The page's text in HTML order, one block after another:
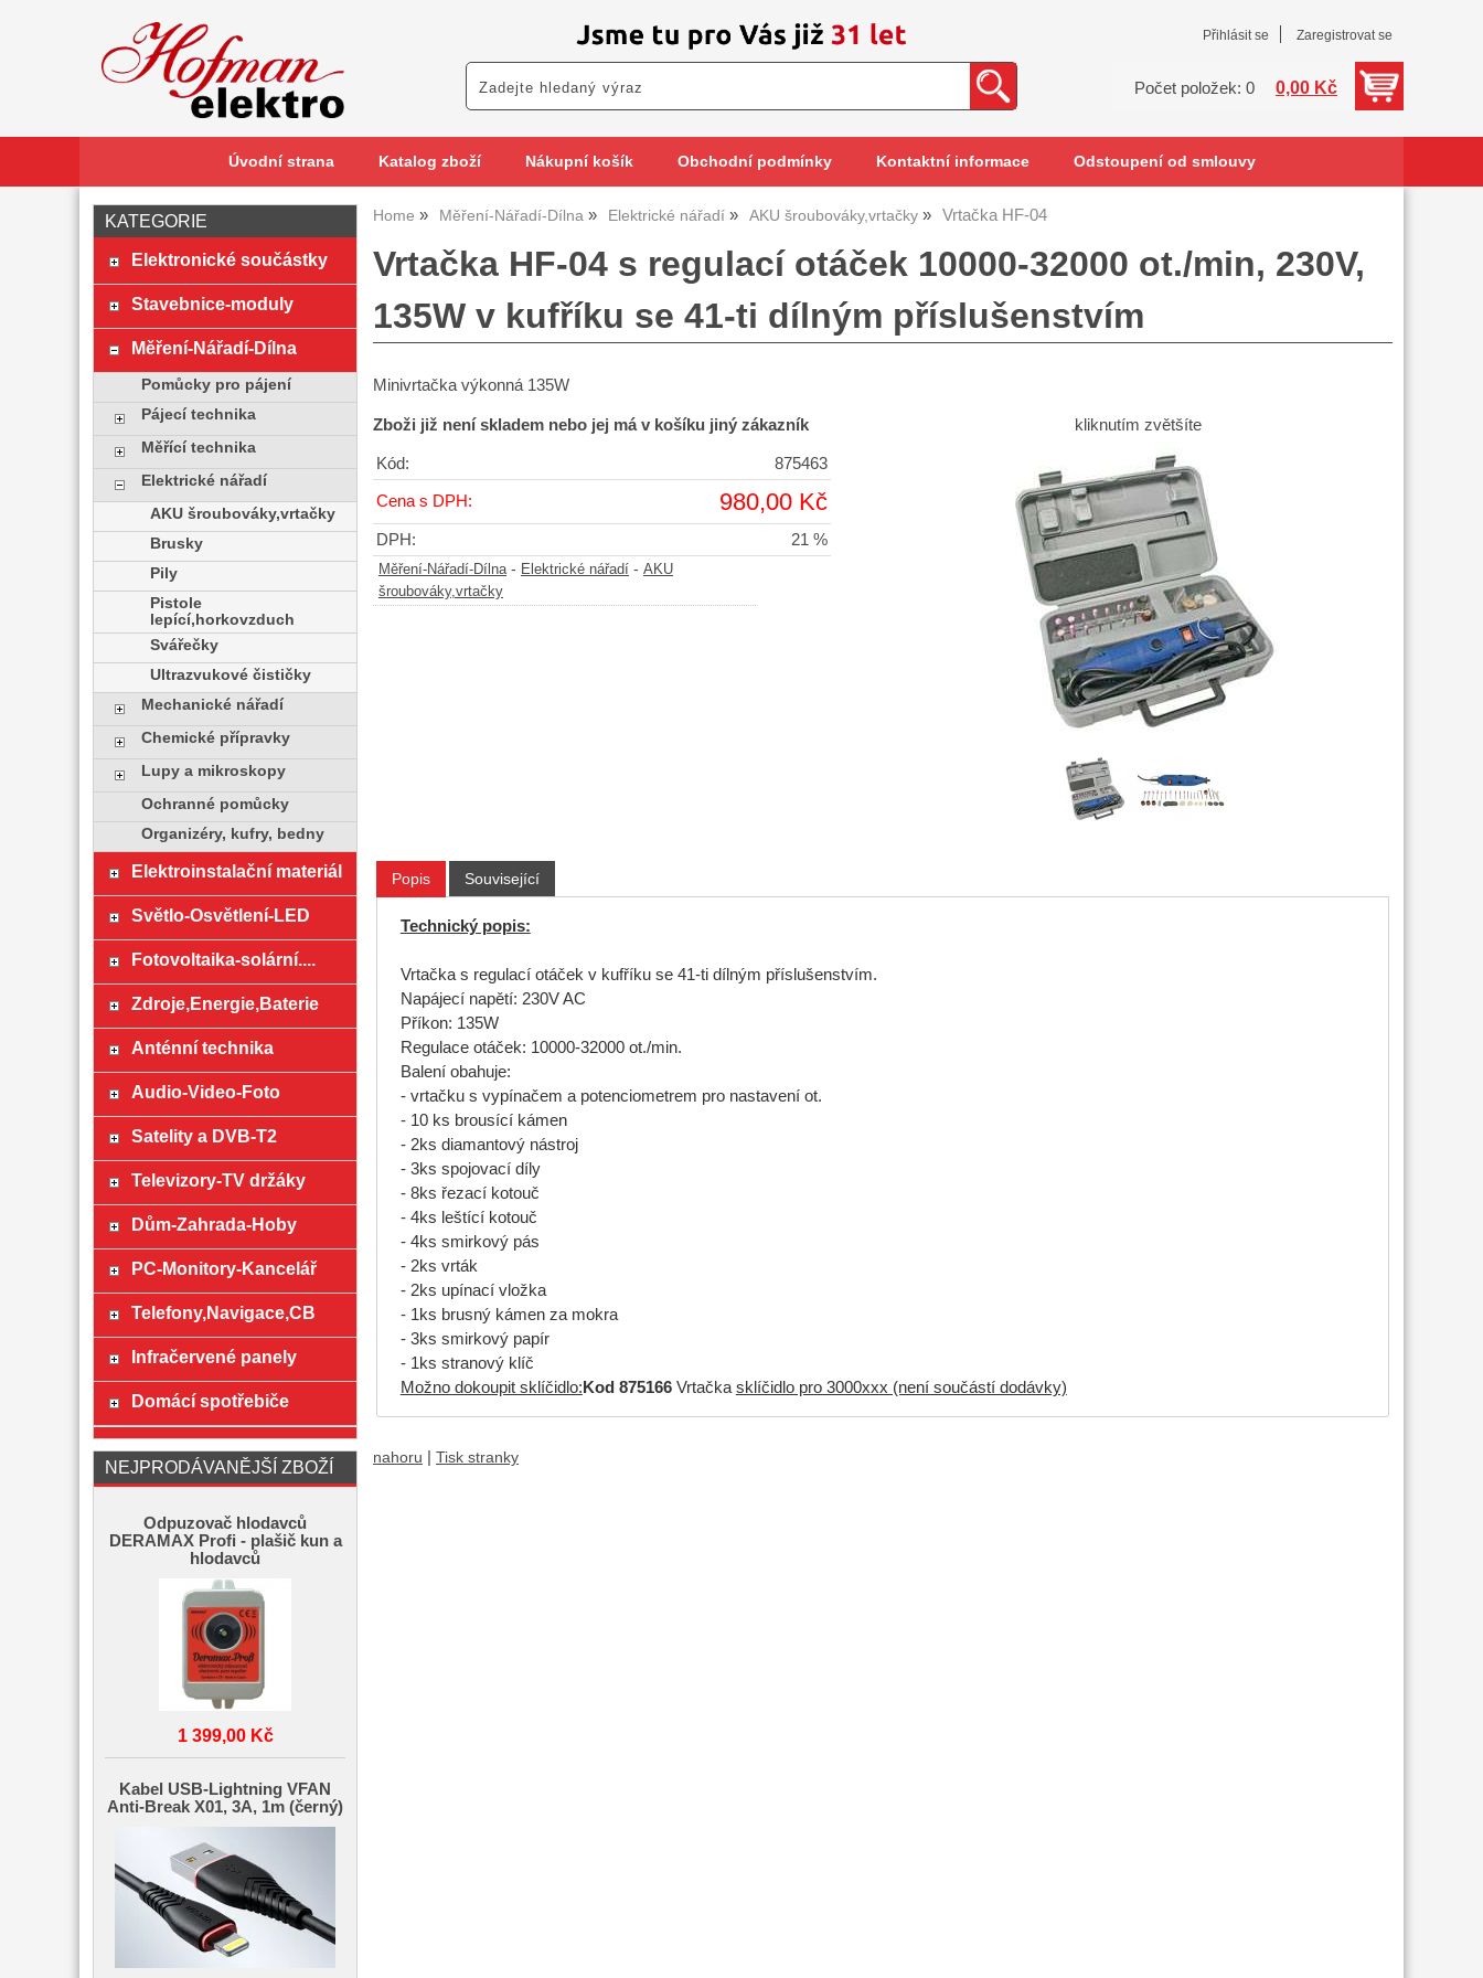
Přihlásit se Zaregistrovat se
Počet položek: 0 0,00 Kč
Úvodní strana Katalog zboží Nákupní košík Obchodní podmínky Kontaktní informace Odstoupení od smlouvy
Home Měření-Nářadí-Dílna Elektrické nářadí AKU šroubováky,vrtačky Vrtačka HF-04
Vrtačka HF-04 s regulací otáček 10000-32000 ot./min, 230V,
135W v kufříku se 41-ti dílným příslušenstvím
Minivrtačka výkonná 135W
kliknutím zvětšíte
Zboži již není skladem nebo jej má v košíku jiný zákazník
Kód: 875463
Cena s DPH: 980,00 Kč
DPH: 21 %
Měření-Nářadí-Dílna- Elektrické nářadí - AKU
šroubováky,vrtačky
Popis Související
Technický popis:
Vrtačka s regulací otáček v kufříku se 41-ti dílným příslušenstvím.
Napájecí napětí: 230V AC
Příkon: 135W
Regulace otáček: 10000-32000 ot./min.
Balení obahuje:
- vrtačku s vypínačem a potenciometrem pro nastavení ot.
- 10 ks brousící kámen
- 2ks diamantový nástroj
- 3ks spojovací díly
- 8ks řezací kotouč
- 4ks leštící kotouč
- 4ks smirkový pás
- 2ks vrták
- 2ks upínací vložka
- 1ks brusný kámen za mokra
- 3ks smirkový papír
- 1ks stranový klíč
Možno dokoupit sklíčidlo: Kod 875166Vrtačkasklíčidlo pro 3000xxx (není součástí dodávky)
nahoru Tisk stranky
KATEGORIE
Elektronické součástky
Stavebnice-moduly
Měření-Nářadí-Dílna
Pomůcky pro pájení
Pájecí technika
Měřící technika
Elektrické nářadí
AKU šroubováky,vrtačky
Brusky
Pily
Pistole
lepící,horkovzduch
Svářečky
Ultrazvukové čističky
Mechanické nářadí
Chemické přípravky
Lupy a mikroskopy
Ochranné pomůcky
Organizéry, kufry, bedny
Elektroinstalační materiál
Světlo-Osvětlení-LED
Fotovoltaika-solární....
Zdroje,Energie,Baterie
Anténní technika
Audio-Video-Foto
Satelity a DVB-T2
Televizory-TV držáky
Dům-Zahrada-Hoby
PC-Monitory-Kancelář
Telefony,Navigace,CB
Infračervené panely
Domácí spotřebiče
NEJPRODÁVANĚJŠÍ ZBOŽÍ
Odpuzovač hlodavců
DERAMAX Profi - plašič kun a
hlodavců
1 399,00 Kč
Kabel USB-Lightning VFAN
Anti-Break X01, 3A, 1m (černý)